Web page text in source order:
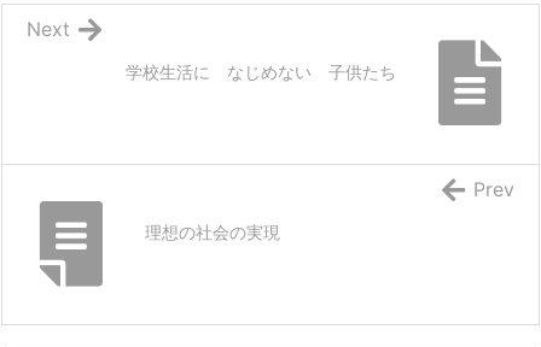
学校生活に なじめない 子供たち
Next
理想の社会の実現
Prev